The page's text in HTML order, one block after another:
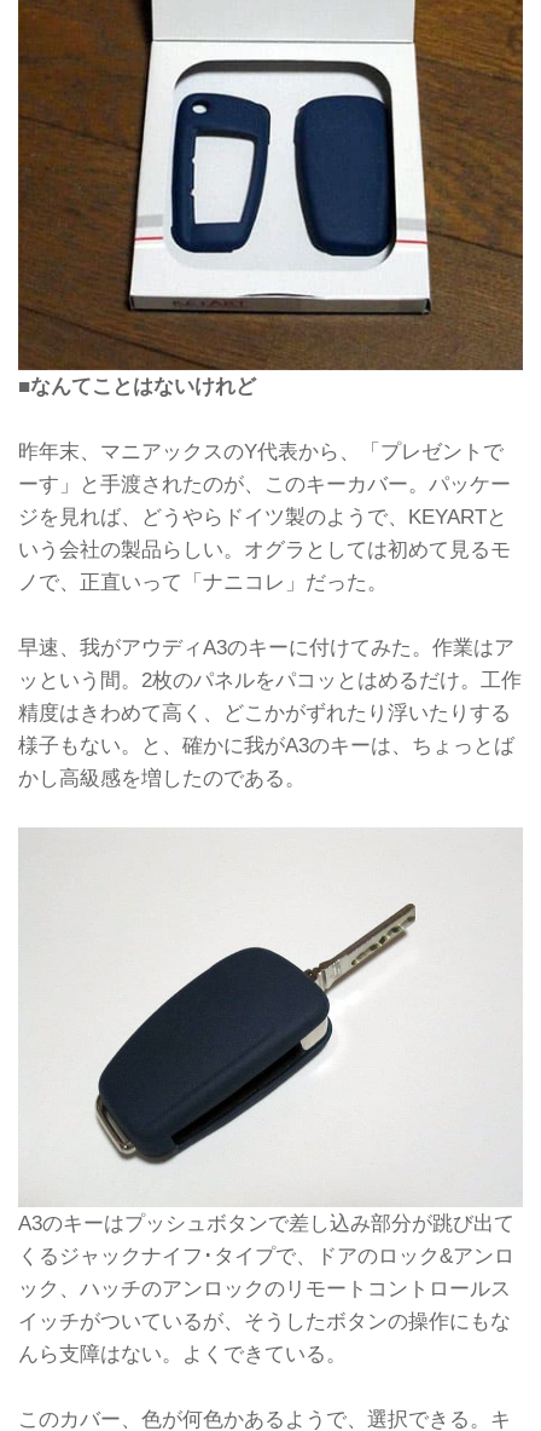
■なんてことはないけれど
昨年末、マニアックスのY代表から、「プレゼントで
ーす」と手渡されたのが、このキーカバー。パッケー
ジを見れば、どうやらドイツ製のようで、KEYARTと
いう会社の製品らしい。オグラとしては初めて見るモ
ノで、正直いって「ナニコレ」だった。
早速、我がアウディA3のキーに付けてみた。作業はア
ッという間。2枚のパネルをパコッとはめるだけ。工作
精度はきわめて高く、どこかがずれたり浮いたりする
様子もない。と、確かに我がA3のキーは、ちょっとば
かし高級感を増したのである。
A3のキーはプッシュボタンで差し込み部分が跳び出て
くるジャックナイフ･タイプで、ドアのロック&アンロ
ック、ハッチのアンロックのリモートコントロールス
イッチがついているが、そうしたボタンの操作にもな
んら支障はない。よくできている。
このカバー、色が何色かあるようで、選択できる。キ